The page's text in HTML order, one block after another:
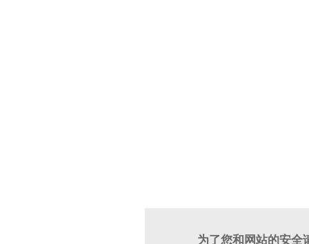
为了您和网站的安全